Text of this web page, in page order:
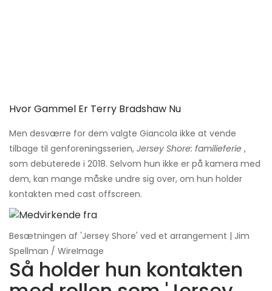
Hvor Gammel Er Terry Bradshaw Nu
Men desværre for dem valgte Giancola ikke at vende
tilbage til genforeningsserien, Jersey Shore: familieferie ,
som debuterede i 2018. Selvom hun ikke er på kamera med
dem, kan mange måske undre sig over, om hun holder
kontakten med cast offscreen.
Besætningen af ​​'Jersey Shore' ved et arrangement | Jim
Spellman / WireImage
Så holder hun kontakten